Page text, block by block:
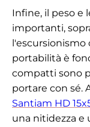
Infine, il peso e
importanti,
l'escursionismo
portabilità è
compatti sono
portare con sé.
Santiam HD
una nitidezza e